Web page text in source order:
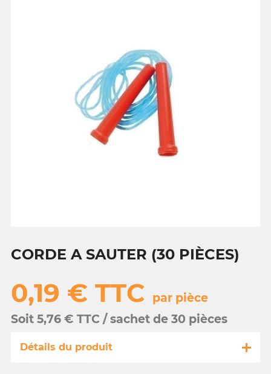
CORDE A SAUTER (30 PIÈCES)
0,19 € TTC par pièce
Soit 5,76 € TTC / sachet de 30 pièces
Détails du produit